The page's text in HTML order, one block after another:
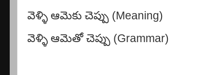
వెళ్ళి ఆమెకు చెప్పు (Meaning)
వెళ్ళి ఆమెతో చెప్పు (Grammar)